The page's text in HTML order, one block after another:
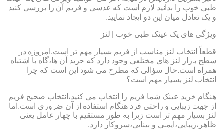
طبی خوب را بدانید لازم است که عدسی و فریم آن را بررسی کنید
و یک تعادل میان این دو ایجاد نمایید.
ویژگی های یک عینک طبی خوب | لنز
قطعاً انتخاب لنز مناسب از فریم بسیار مهم تر است.امروزه در
سطح بازار لنز های مختلفی وجود دارد که خرید آن ها،گاه با اشتباه
همراه است.حال سؤالی که مطرح می شود این است که چرا
انتخاب لنز بسیار مهم است؟
هنگام خرید عینک شما فریم را انتخاب می کنید،انتخاب صحیح فریم
از جهت زیبایی و راحتی فرد هنگام استفاده از آن ضروری است.اما
لنز بسیار مهم تر است زیرا به طور مستقیم با چهار عامل یعنی
ظاهر،زیبایی،ایمنی و بینایی،سروکار دارد.